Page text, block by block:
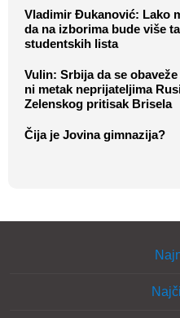
Vladimir Đukanović: Lako
da na izborima bude više
studentskih lista
Vulin: Srbija da se
ni metak neprijateljima
Zelenskog pritisak Brisela
Čija je Jovina gimnazija?